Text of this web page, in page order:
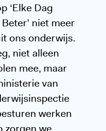
‘Elke Dag
niet meer
ons onderwijs.
niet alleen
mee, maar
van
werken